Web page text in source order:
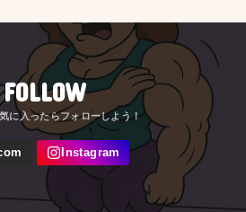
FOLLOW